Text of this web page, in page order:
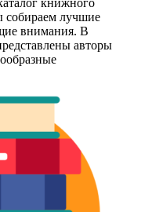
книжного
собираем лучшие
внимания. В
авторы